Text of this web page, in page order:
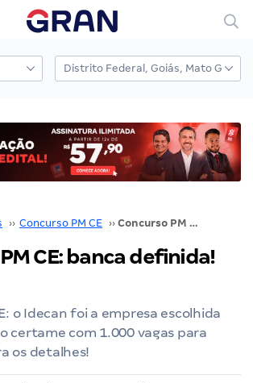
›› Concurso PM CE ›› Concurso PM CE: banca definida! Veja!
CE: banca definida!
o Idecan foi a empresa escolhida
certame com 1.000 vagas para
os detalhes!